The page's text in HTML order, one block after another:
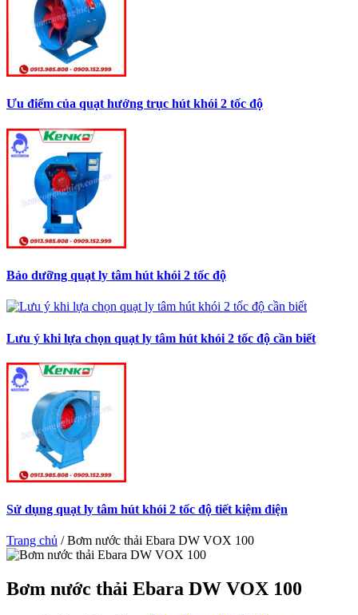
Ưu điểm của quạt hướng trục hút khói 2 tốc độ
Bảo dưỡng quạt ly tâm hút khói 2 tốc độ
Lưu ý khi lựa chọn quạt ly tâm hút khói 2 tốc độ cần biết
Sử dụng quạt ly tâm hút khói 2 tốc độ tiết kiệm điện
Trang chủ /Bơm nước thải Ebara DW VOX 100
Bơm nước thải Ebara DW VOX 100